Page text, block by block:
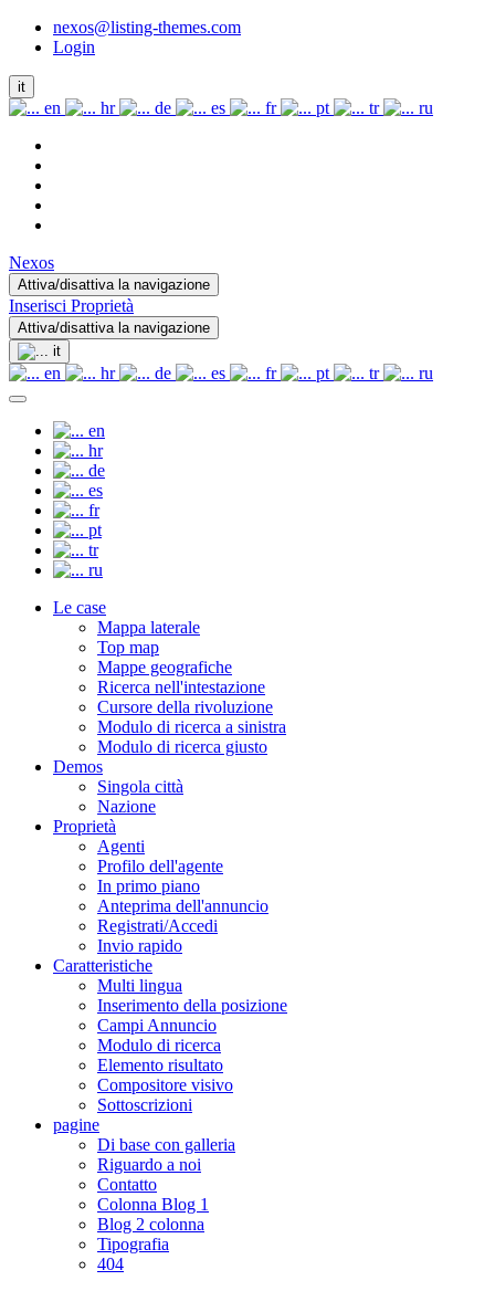
nexos@listing-themes.com
Login
it
en hr de es fr pt tr ru
Nexos
Attiva/disattiva la navigazione
Inserisci Proprietà
Attiva/disattiva la navigazione
it
en hr de es fr pt tr ru
en
hr
de
es
fr
pt
tr
ru
Le case
Mappa laterale
Top map
Mappe geografiche
Ricerca nell'intestazione
Cursore della rivoluzione
Modulo di ricerca a sinistra
Modulo di ricerca giusto
Demos
Singola città
Nazione
Proprietà
Agenti
Profilo dell'agente
In primo piano
Anteprima dell'annuncio
Registrati/Accedi
Invio rapido
Caratteristiche
Multi lingua
Inserimento della posizione
Campi Annuncio
Modulo di ricerca
Elemento risultato
Compositore visivo
Sottoscrizioni
pagine
Di base con galleria
Riguardo a noi
Contatto
Colonna Blog 1
Blog 2 colonna
Tipografia
404